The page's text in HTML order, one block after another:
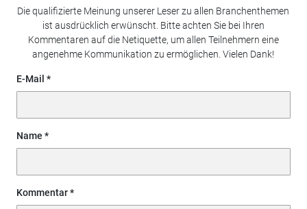
Die qualifizierte Meinung unserer Leser zu allen Branchenthemen
ist ausdrücklich erwünscht. Bitte achten Sie bei Ihren
Kommentaren auf die Netiquette, um allen Teilnehmern eine
angenehme Kommunikation zu ermöglichen. Vielen Dank!
E-Mail
Name
Kommentar